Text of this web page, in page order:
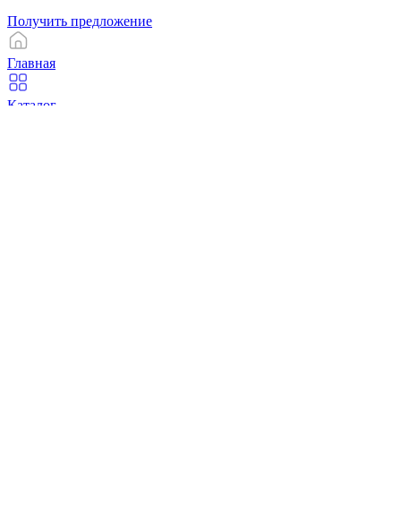
Получить предложение
Главная
Каталог